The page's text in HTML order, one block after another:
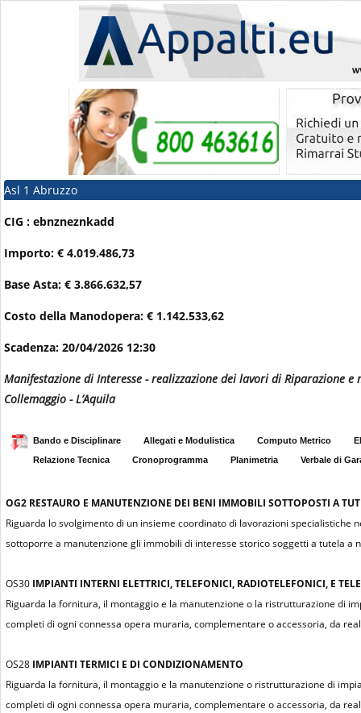
Asl 1 Abruzzo
CIG : ebnzneznkadd
Importo: € 4.019.486,73
Base Asta: € 3.866.632,57
Costo della Manodopera: € 1.142.533,62
Scadenza: 20/04/2026 12:30
Manifestazione di Interesse - realizzazione dei lavori di Riparazione
Collemaggio - L’Aquila
Bando e Disciplinare Allegati e Modulistica Computo Metrico
Relazione Tecnica
Cronoprogramma Planimetria Verbale di
OG2 RESTAURO E MANUTENZIONE DEI BENI IMMOBILI SOTTOPOSTI A
Riguarda lo svolgimento di un insieme coordinato di lavorazioni
sottoporre a manutenzione gli immobili di interesse storico soggetti a tutela
OS30 IMPIANTI INTERNI ELETTRICI, TELEFONICI, RADIOTELEFONICI, E
Riguarda la fornitura, il montaggio e la manutenzione o la ristrutturazione di
completi di ogni connessa opera muraria, complementare o accessoria, da
OS28 IMPIANTI TERMICI E DI CONDIZIONAMENTO
Riguarda la fornitura, il montaggio e la manutenzione o ristrutturazione di
completi di ogni connessa opera muraria, complementare o accessoria, da